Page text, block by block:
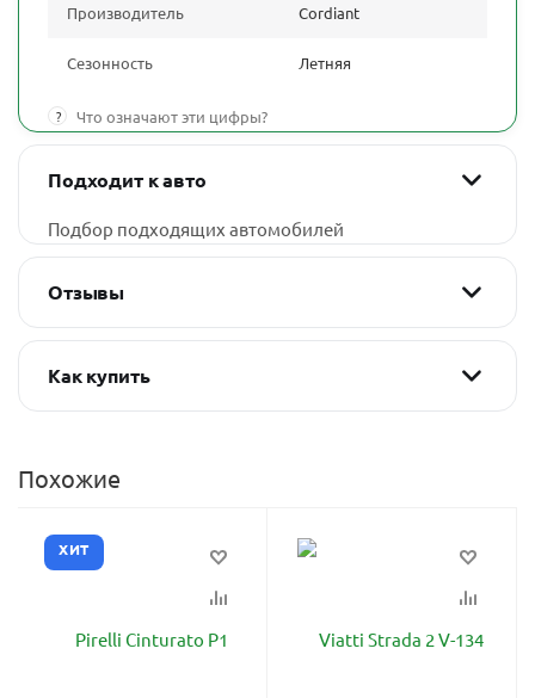
Производитель Cordiant
Сезонность Летняя
? Что означают эти цифры?
Подходит к авто
Подбор подходящих автомобилей
Отзывы
Как купить
Похожие
ХИТ